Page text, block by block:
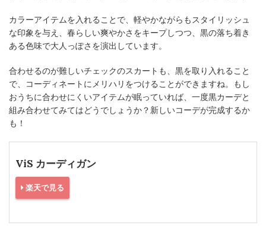
カラーアイテムを入れることで、軽やかながらもスタイリッシュ
な印象を与え、春らしい爽やかさをキープしつつ、黒の落ち着き
ある色味で大人っぽさを演出しています。
合わせるのが難しいチェックのスカートも、黒を取り入れること
で、コーディネートにメリハリをつけることができますね。もし
おうちに合わせにくいアイテムが眠っていれば、一度黒カーデと
組み合わせてみてはどうでしょうか？新しいコーデが完成するか
も！
ViS カーディガン
楽天で見る